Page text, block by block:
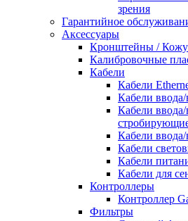
зрения
Гарантийное
Аксессуары
Кронштейны /
Калибровочные
Кабели
Кабели
Кабели
Кабели
Кабели
Кабели
Кабели
Кабели для
Контроллеры
Контроллер
Фильтры